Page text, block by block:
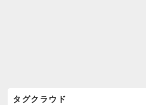
タグクラウド